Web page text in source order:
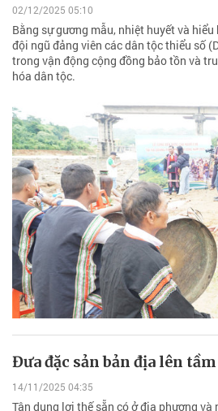
02/12/2025 05:10
Bằng sự gương mẫu, nhiệt huyết và
đội ngũ đảng viên các dân tộc thiểu số
trong vận động cộng đồng bảo tồn và
hóa dân tộc.
Đưa đặc sản bản địa lên
14/11/2025 04:35
Tận dụng lợi thế sẵn có ở địa phương